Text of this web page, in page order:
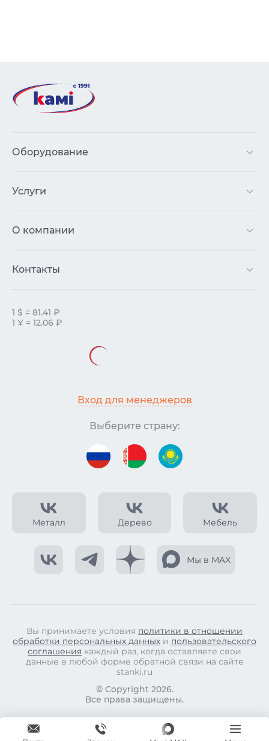
Металл Дерево Мебель
Мы в MAX
Оборудование
Услуги
О компании
Контакты
1 $ = 81.41 ₽
1 ¥ = 12.06 ₽
Вход для менеджеров
Выберите страну:
Вы принимаете условия политики в отношении
обработки персональных данных и пользовательского
соглашения каждый раз, когда оставляете свои
данные в любой форме обратной связи на сайте
stanki.ru
© Copyright 2026.
Все права защищены.